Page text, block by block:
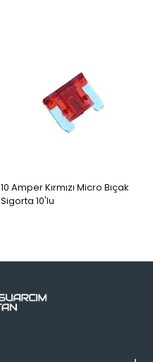
10 Amper Kırmızı Micro Bıçak
Sigorta 10'lu